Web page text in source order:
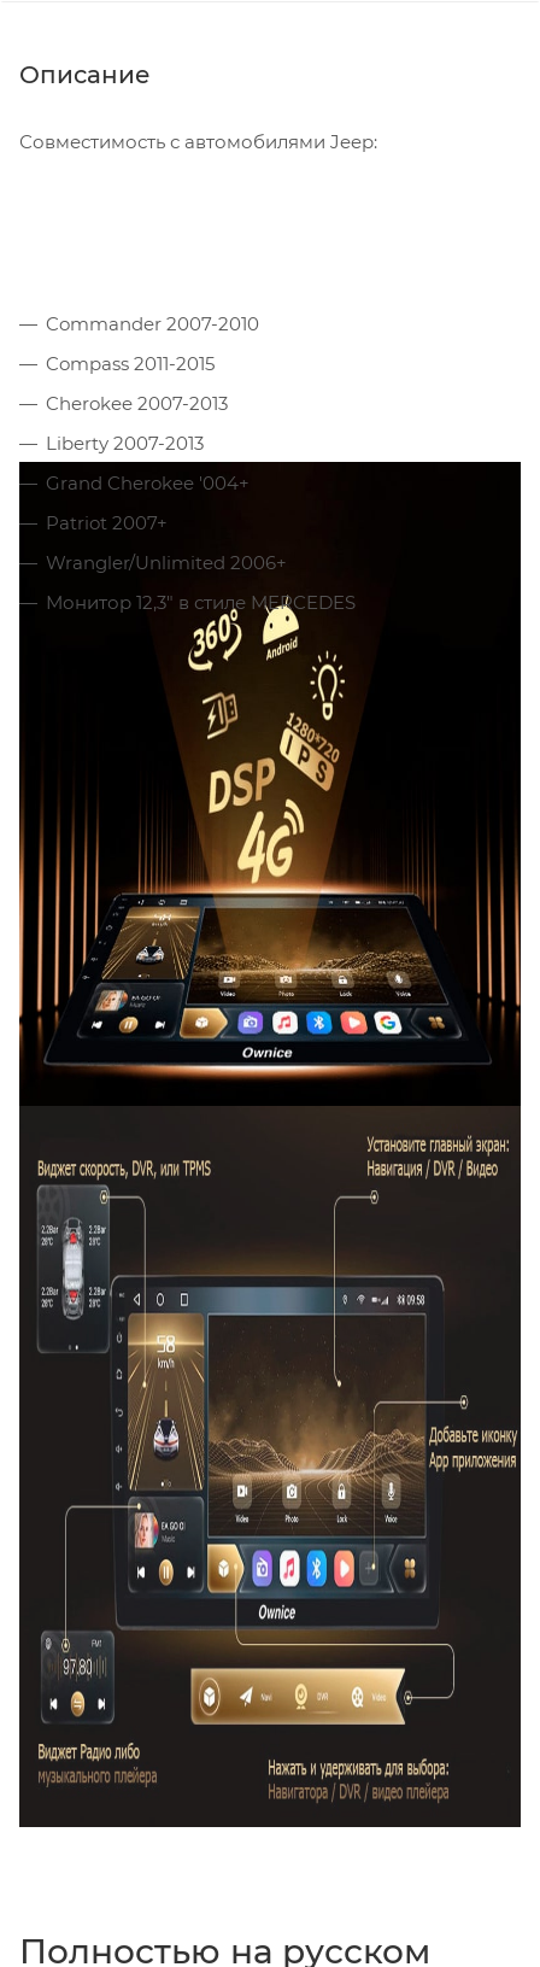
Описание
Совместимость с автомобилями Jeep:
Commander 2007-2010
Compass 2011-2015
Cherokee 2007-2013
Liberty 2007-2013
Grand Cherokee '004+
Patriot 2007+
Wrangler/Unlimited 2006+
Монитор 12,3" в стиле MERCEDES
Полностью на русском